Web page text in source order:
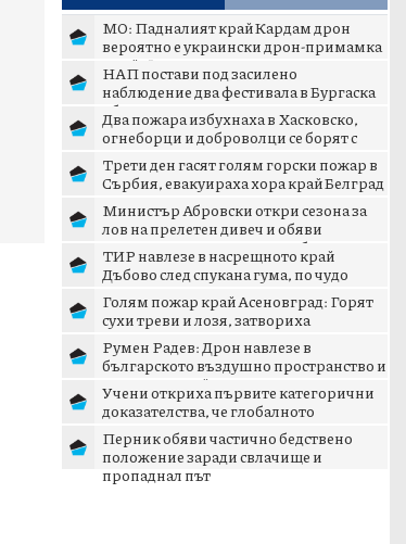
МО: Падналият край Кардам дрон
вероятно е украински дрон-примамка
„Майя“
НАП постави под засилено
наблюдение два фестивала в Бургаска
област
Два пожара избухнаха в Хасковско,
огнеборци и доброволци се борят с
пламъците
Трети ден гасят голям горски пожар в
Сърбия, евакуираха хора край Белград
Министър Абровски откри сезона за
лов на прелетен дивеч и обяви
дигитализация на ловните б...
ТИР навлезе в насрещното край
Дъбово след спукана гума, по чудо
няма жертви
Голям пожар край Асеновград: Горят
сухи треви и лозя, затвориха
околовръстния път
Румен Радев: Дрон навлезе в
българското въздушно пространство и
се взриви край границата с...
Учени откриха първите категорични
доказателства, че глобалното
затопляне се ускорява
Перник обяви частично бедствено
положение заради свлачище и
пропаднал път